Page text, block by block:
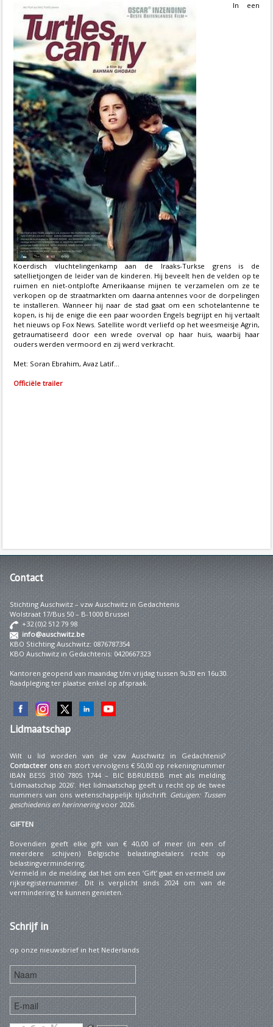
In een
Koerdisch vluchtelingenkamp aan de Iraaks-Turkse grens is de
satellietjongen de leider van de kinderen. Hij beveelt hen de velden op te
ruimen en niet-ontplofte Amerikaanse mijnen te verzamelen om ze te
verkopen op de straatmarkten om daarna antennes voor de dorpelingen
te installeren. Wanneer hij naar de stad gaat om een schotelantenne te
kopen, is hij de enige die een paar woorden Engels begrijpt en hij vertaalt
het nieuws op Fox News. Satellite wordt verliefd op het weesmeisje Agrin,
getraumatiseerd door een wrede overval op haar huis, waarbij haar
ouders werden vermoord en zij werd verkracht.
Met: Soran Ebrahim, Avaz Latif...
Officiële trailer
Contact
Stichting Auschwitz – vzw Auschwitz in Gedachtenis
Wolstraat 17/Bus 50 – B-1000 Brussel
+32 (0)2 512 79 98
info@auschwitz.be
KBO Stichting Auschwitz: 0876787354
KBO Auschwitz in Gedachtenis: 0420667323
Kantoren geopend van maandag t/m vrijdag tussen 9u30 en 16u30.
Raadpleging ter plaatse enkel op afspraak.
Lidmaatschap
Wilt u lid worden van de vzw Auschwitz in Gedachtenis?
Contacteer onsen stort vervolgens € 50,00 op rekeningnummer
IBAN BE55 3100 7805 1744 – BIC BBRUBEBB met als melding
‘Lidmaatschap 2026’. Het lidmaatschap geeft u recht op de twee
nummers van ons wetenschappelijk tijdschrift Getuigen: Tussen
geschiedenis en herinneringvoor 2026.
GIFTEN
Bovendien geeft elke gift van € 40,00 of meer (in een of
meerdere schijven) Belgische belastingbetalers recht op
belastingvermindering.
Vermeld in de melding dat het om een ‘Gift’ gaat en vermeld uw
rijksregisternummer. Dit is verplicht sinds 2024 om van de
vermindering te kunnen genieten.
Schrijfin
op onze nieuwsbrief in het Nederlands